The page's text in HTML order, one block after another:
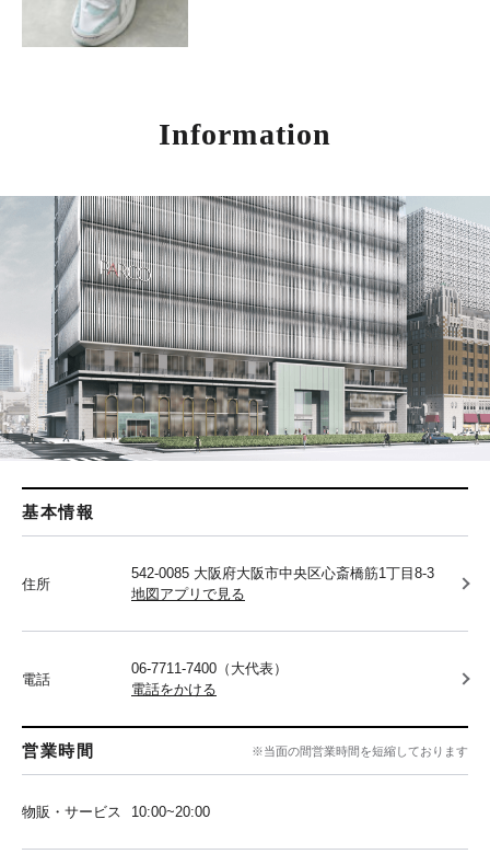
Information
基本情報
住所
542-0085 大阪府大阪市中央区心斎橋筋1丁目8-3
地図アプリで見る
電話
06-7711-7400（大代表）
電話をかける
営業時間 ※当面の間営業時間を短縮しております
物販・サービス 10:00~20:00